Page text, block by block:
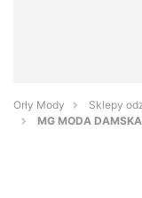
Orły Mody
Sklepy
MG MODA DAMSKA